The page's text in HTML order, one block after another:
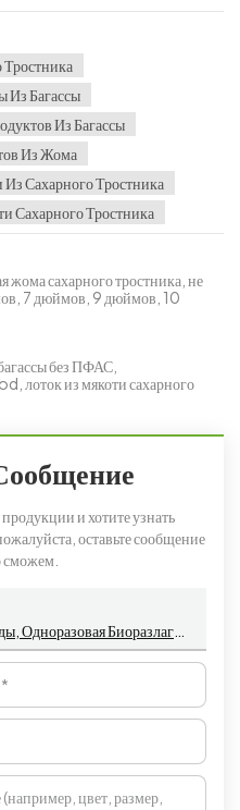
Из Багассы
Из Багассы
Из Жома
Сахарного Тростника
Сахарного Тростника
жома сахарного тростника, не
7 дюймов, 9 дюймов, 10
без ПФАС,
лоток из мякоти сахарного
и хотите узнать
оставьте сообщение
сможем.